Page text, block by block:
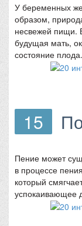
У беременных
образом,
несвежей пищи.
будущая мать,
состояние плода.
15
Пение может
в процессе
который
успокаивающее